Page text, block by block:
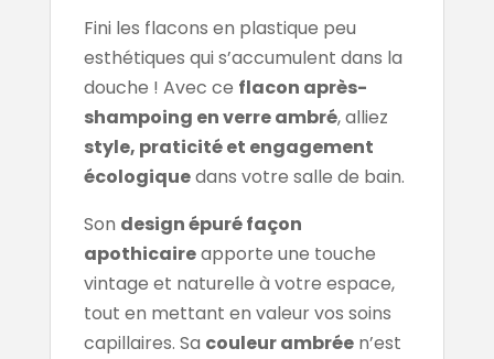
Fini les flacons en plastique peu
esthétiques qui s’accumulent dans la
douche ! Avec ce flacon après-
shampoing en verre ambré, alliez
style, praticité et engagement
écologiquedans votre salle de bain.
Son design épuré façon
apothicaireapporte une touche
vintage et naturelle à votre espace,
tout en mettant en valeur vos soins
capillaires. Sa couleur ambréen’est